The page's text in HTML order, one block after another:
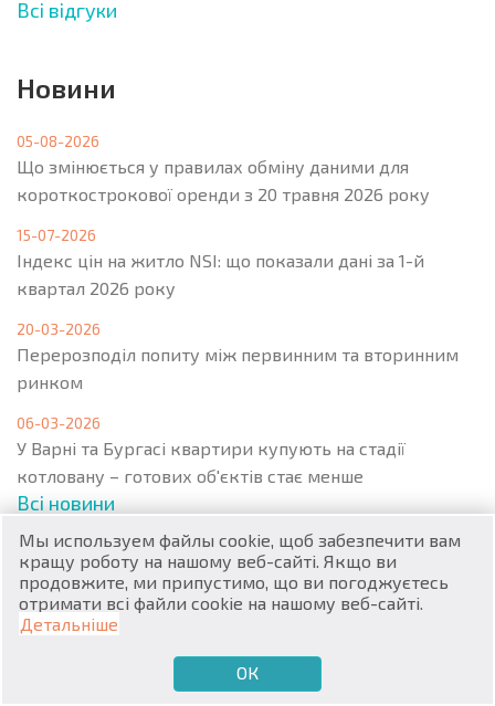
€
₽
₴
zł
PL
Всі відгуки
Новини
05-08-2026
Що змінюється у правилах обміну даними для
короткострокової оренди з 20 травня 2026 року
15-07-2026
Індекс цін на житло NSI: що показали дані за 1-й
квартал 2026 року
20-03-2026
Перерозподіл попиту між первинним та вторинним
ринком
06-03-2026
У Варні та Бургасі квартири купують на стадії
котловану – готових об'єктів стає менше
Всі новини
Меню
Популярна нерухомість
Мы используем файлы cookie, щоб забезпечити вам
кращу роботу на нашому веб-сайті. Якщо ви
продовжите, ми припустимо, що ви погоджуєтесь
отримати всі файли cookie на нашому веб-сайті.
Детальніше
ОК